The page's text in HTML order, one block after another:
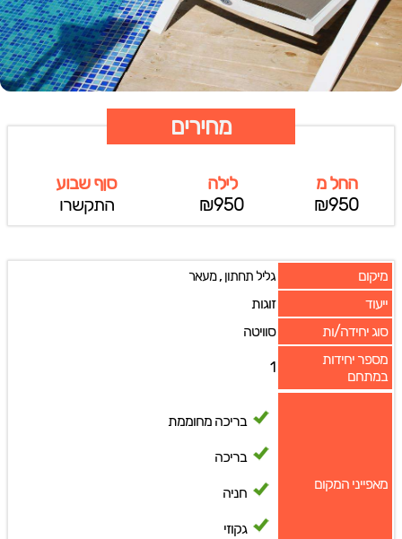
מחירים
החל מ
₪950
לילה
₪950
סןף שבוע
התקשרו
מיקום גליל תחתון,מעאר
ייעוד
זוגות
סוג יחידה/ות
סוויטה
מספר יחידות
במתחם
1
מאפייני המקום
בריכה מחוממת
בריכה
חניה
גקוזי